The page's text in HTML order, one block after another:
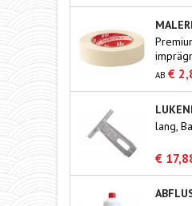
AB€
lang,
€